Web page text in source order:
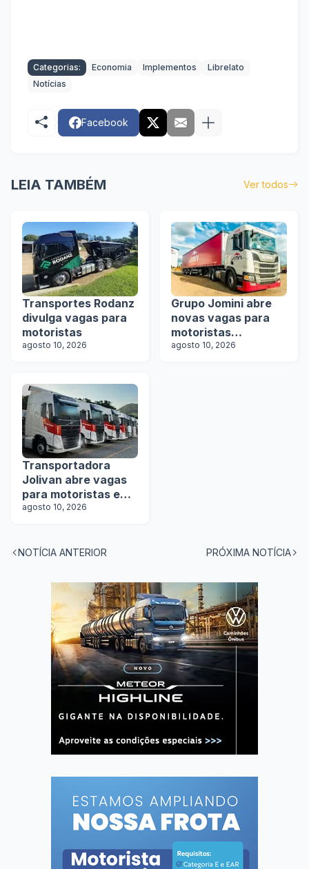
Categorias: Economia Implementos
Librelato
Notícias
Facebook
LEIA TAMBÉM Ver todos
Transportes Rodanz
divulga vagas para
motoristas
agosto 10, 2026
Grupo Jomini abre
novas vagas para
motoristas
categoria D e E
agosto 10, 2026
Transportadora
Jolivan abre vagas
para motoristas em
5 estados
agosto 10, 2026
NOTÍCIA ANTERIOR PRÓXIMA NOTÍCIA